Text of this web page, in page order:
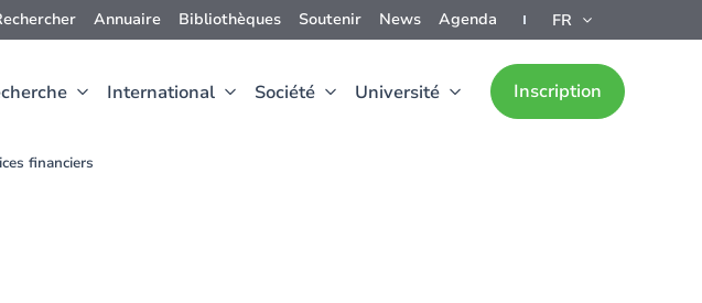
Annuaire Bibliothèques Soutenir News Agenda FR
International Société Université Inscription
financiers